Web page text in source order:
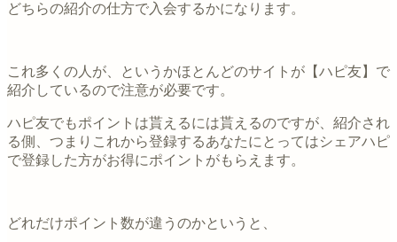
どちらの紹介の仕方で入会するかになります。
これ多くの人が、というかほとんどのサイトが【ハピ友】で
紹介しているので注意が必要です。
ハピ友でもポイントは貰えるには貰えるのですが、紹介され
る側、つまりこれから登録するあなたにとってはシェアハピ
で登録した方がお得にポイントがもらえます。
どれだけポイント数が違うのかというと、